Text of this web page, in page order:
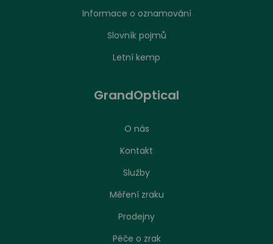
Informace o oznamování
Slovník pojmů
Letní kemp
GrandOptical
O nás
Kontakt
Služby
Měření zraku
Prodejny
Péče o zrak